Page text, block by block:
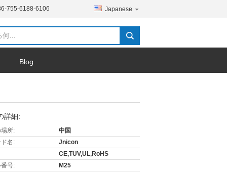
755-6188-6106 Japanese
Blog
詳細:
所:
中国
名:
Jnicon
CE,TUV,UL,RoHS
号:
M25